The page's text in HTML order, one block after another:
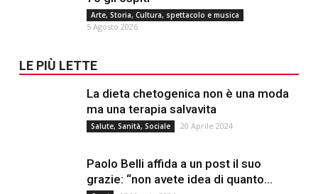
Arte, Storia, Cultura, spettacolo e musica
5 Agosto 2026
LE PIÙ LETTE
La dieta chetogenica non è una moda
ma una terapia salvavita
Salute, Sanità, Sociale 20 Aprile 2024
Paolo Belli affida a un post il suo
grazie: “non avete idea di quanto...